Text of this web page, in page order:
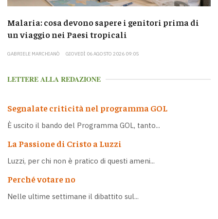
Malaria: cosa devono sapere i genitori prima di
un viaggio nei Paesi tropicali
GABRIELE MARCHIANÒ GIOVEDÌ 06 AGOSTO 2026 09:05
LETTERE ALLA REDAZIONE
Segnalate criticità nel programma GOL
È uscito il bando del Programma GOL, tanto...
La Passione di Cristo a Luzzi
Luzzi, per chi non è pratico di questi ameni...
Perché votare no
Nelle ultime settimane il dibattito sul...